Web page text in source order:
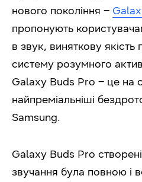
нового покоління –
пропонують
в звук, виняткову якість
систему розумного
Galaxy Buds Pro – це на
найпреміальніші
Samsung.
Galaxy Buds Pro
звучання була повною і